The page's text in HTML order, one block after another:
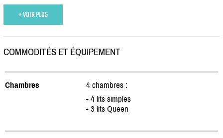
+ VOIR PLUS
COMMODITÉS ET ÉQUIPEMENT
Chambres
4 chambres :
- 4 lits simples
- 3 lits Queen